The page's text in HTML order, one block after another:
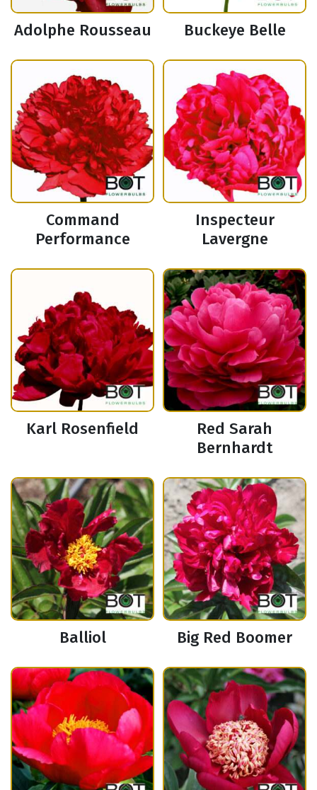
Adolphe Rousseau Buckeye Belle
Command
Performance
Inspecteur
Lavergne
Karl Rosenfield
Red Sarah
Bernhardt
Balliol Big Red Boomer